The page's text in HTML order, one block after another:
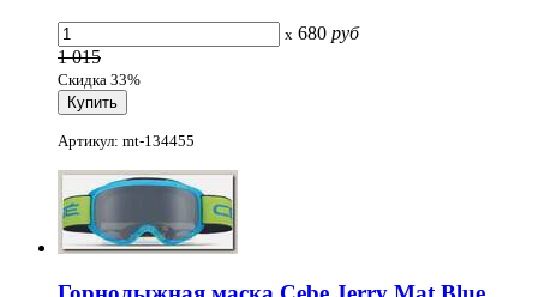
x 680 руб
1 015
Скидка 33%
Артикул: mt-134455